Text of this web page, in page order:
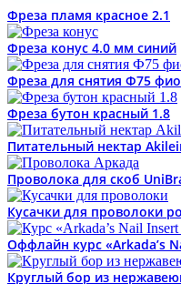
Фреза пламя красное 2.1
Фреза конус 4.0 мм синий
Фреза для снятия Ф75
Фреза бутон красный 1.8
Питательный нектар
Проволока для скоб
Кусачки для проволоки
Оффлайн курс «Arkada’s
Круглый бор из